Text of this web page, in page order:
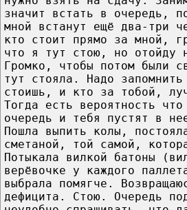
значит встать в очередь,
мной встанут ещё два-три
кто стоит прямо за мной,
что я тут стою, но отойду
Громко, чтобы потом были
тут стояла. Надо
стоишь, и кто за тобой,
Тогда есть вероятность
очередь и тебя пустят в
Пошла выпить колы,
сметаной, той самой,
Потыкала вилкой батоны
верёвочке у каждого
выбрала помягче.
дефицита. Стою. Очередь